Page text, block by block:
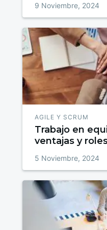
9 Noviembre, 2024
AGILE Y SCRUM
Trabajo en
ventajas y
5 Noviembre, 2024